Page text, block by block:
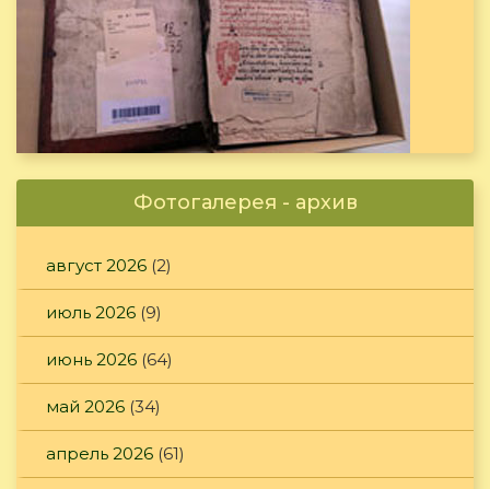
Фотогалерея - архив
август 2026 (2)
июль 2026 (9)
июнь 2026 (64)
май 2026 (34)
апрель 2026 (61)